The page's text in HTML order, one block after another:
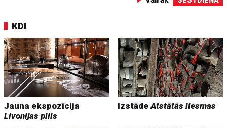
KDI
Jauna ekspozīcija
Livonijas pilis
IzstādeAtstātās liesmas